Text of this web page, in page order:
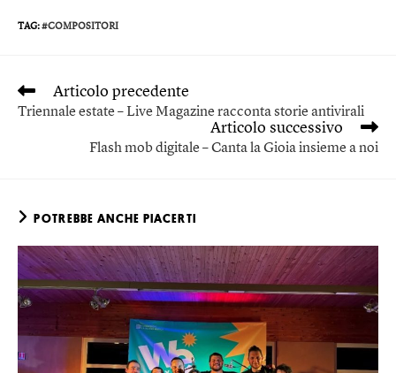
TAG:#COMPOSITORI
Articolo precedente
Triennale estate – Live Magazine racconta storie antivirali
Articolo successivo
Flash mob digitale – Canta la Gioia insieme a noi
POTREBBE ANCHE PIACERTI